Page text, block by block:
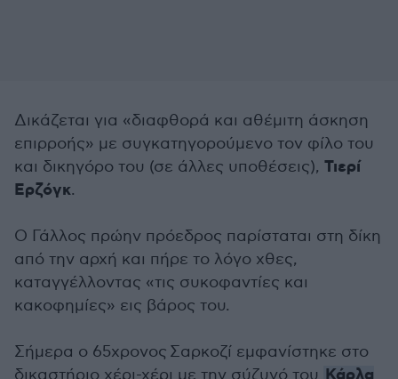
Δικάζεται για «διαφθορά και αθέμιτη άσκηση
επιρροής» με συγκατηγορούμενο τον φίλο του
και δικηγόρο του (σε άλλες υποθέσεις), Τιερί
Ερζόγκ.
Ο Γάλλος πρώην πρόεδρος παρίσταται στη δίκη
από την αρχή και πήρε το λόγο χθες,
καταγγέλλοντας «τις συκοφαντίες και
κακοφημίες» εις βάρος του.
Σήμερα ο 65χρονος Σαρκοζί εμφανίστηκε στο
δικαστήριο χέρι-χέρι με την σύζυγό του